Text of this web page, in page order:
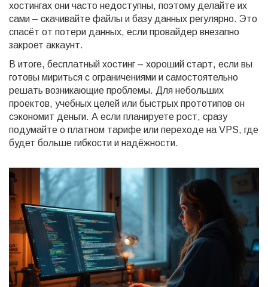
хостингах они часто недоступны, поэтому делайте их
сами – скачивайте файлы и базу данных регулярно. Это
спасёт от потери данных, если провайдер внезапно
закроет аккаунт.
В итоге, бесплатный хостинг – хороший старт, если вы
готовы мириться с ограничениями и самостоятельно
решать возникающие проблемы. Для небольших
проектов, учебных целей или быстрых прототипов он
сэкономит деньги. А если планируете рост, сразу
подумайте о платном тарифе или переходе на VPS, где
будет больше гибкости и надёжности.